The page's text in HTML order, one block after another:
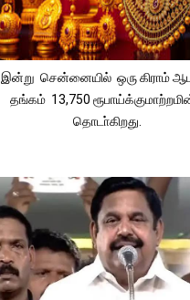
இன்று சென்னையில் ஒரு கிராம்
தங்கம் 13,750
தொடா்கிறது.